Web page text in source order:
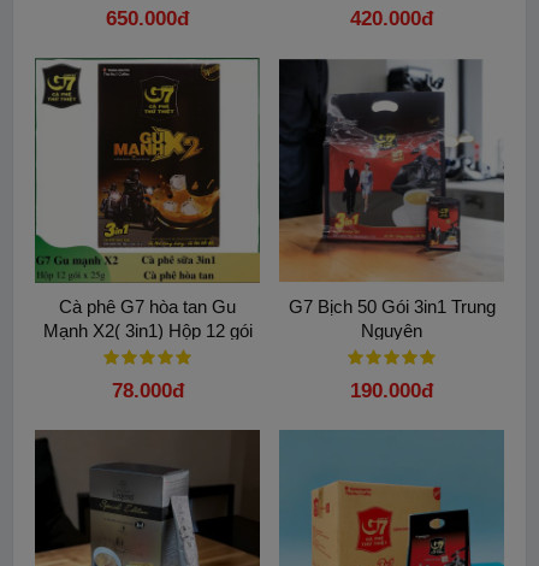
650.000đ 420.000đ
Cà phê G7 hòa tan Gu
Mạnh X2( 3in1) Hộp 12 gói
78.000đ
G7 Bịch 50 Gói 3in1 Trung
Nguyên
190.000đ